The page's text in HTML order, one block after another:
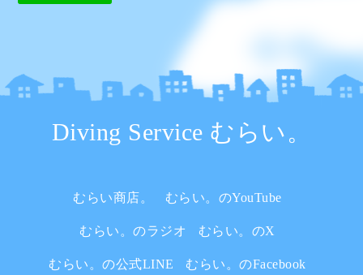
Diving Service むらい。
むらい商店。 むらい。のYouTube
むらい。のラジオ むらい。のX
むらい。の公式LINE むらい。のFacebook